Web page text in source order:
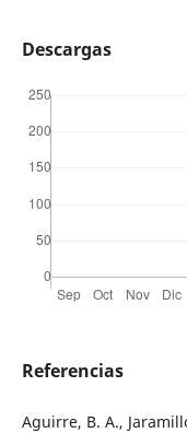
Descargas
Referencias
Aguirre, B. A.,